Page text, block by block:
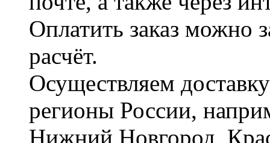
Оплатить заказ можно
расчёт.
Осуществляем
регионы России,
Нижний Новгород,